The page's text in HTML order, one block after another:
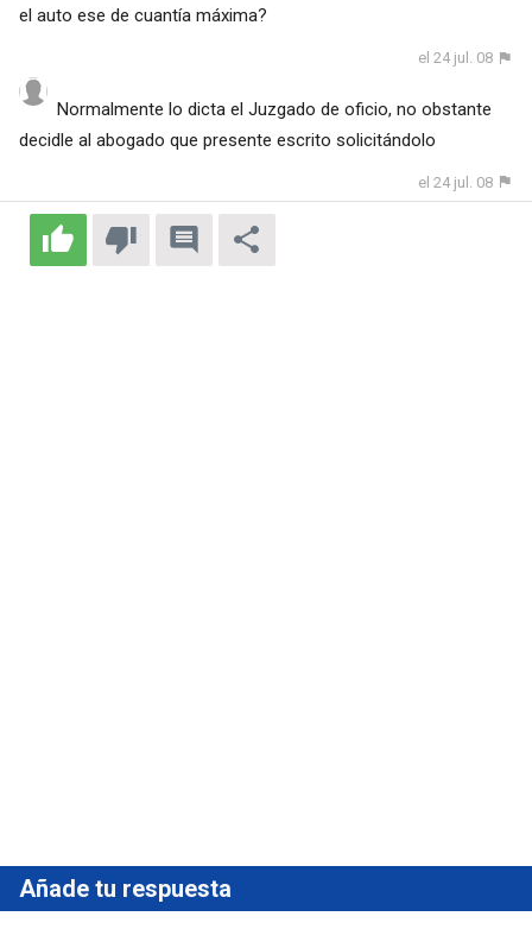
el auto ese de cuantía máxima?
el 24 jul. 08
Normalmente lo dicta el Juzgado de oficio, no obstante
decidle al abogado que presente escrito solicitándolo
el 24 jul. 08
Añade tu respuesta